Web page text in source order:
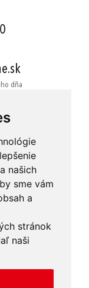
našich
sme vám
a
stránok
naši
dňa
O nás